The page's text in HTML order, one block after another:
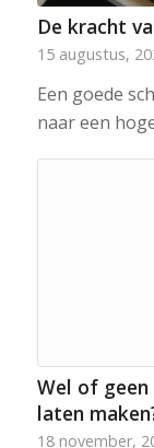
De kracht
15 augustus,
Een goede
naar een
Wel of
laten
18 november,